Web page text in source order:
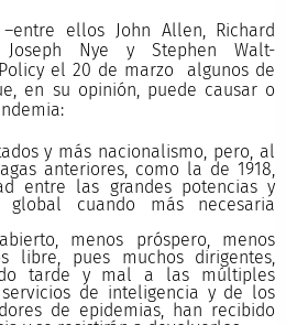
ellos John Allen, Richard
Joseph Nye y Stephen Walt-
el 20 de marzo algunos de
en su opinión, puede causar o
y más nacionalismo, pero, al
anteriores, como la de 1918,
entre las grandes potencias y
global cuando más necesaria
menos próspero, menos
libre, pues muchos dirigentes,
tarde y mal a las múltiples
de inteligencia y de los
de epidemias, han recibido